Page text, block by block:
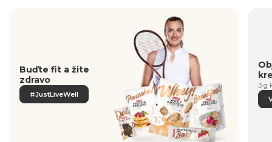
Buďte fit a žite
zdravo
#JustLiveWell
3 g